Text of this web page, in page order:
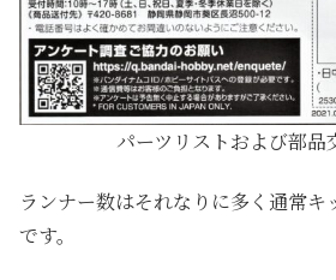
パーツリストおよび部品
ランナー数はそれなりに多く通常キ
です。